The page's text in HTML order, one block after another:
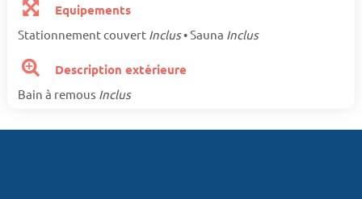
Equipements
Stationnement couvert Inclus• Sauna Inclus
Description extérieure
Bain à remous Inclus